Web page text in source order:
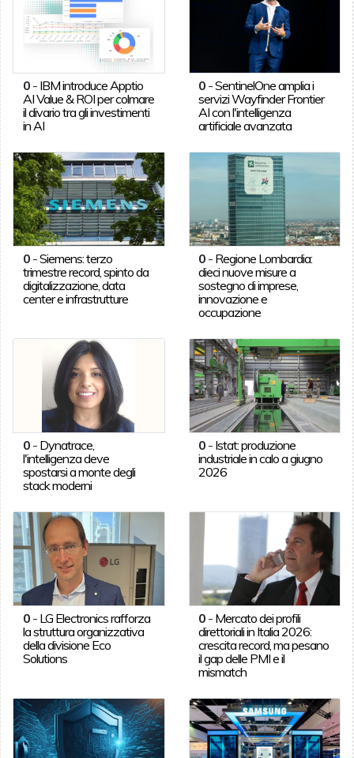
0- IBM introduce Apptio
AI Value & ROI per colmare
il divario tra gli investimenti
in AI
0 -SentinelOne amplia i
servizi Wayfinder Frontier
AI con l'intelligenza
artificiale avanzata
0-Siemens: terzo
trimestre record, spinto da
digitalizzazione, data
center e infrastrutture
0 - Regione Lombardia:
dieci nuove misure a
sostegno di imprese,
innovazione e
occupazione
0- Dynatrace,
l'intelligenza deve
spostarsi a monte degli
stack moderni
0 - Istat: produzione
industriale in calo a giugno
2026
0- LG Electronics rafforza
la struttura organizzativa
della divisione Eco
Solutions
0 - Mercato dei profili
direttoriali in Italia 2026:
crescita record, ma pesano
il gap delle PMI e il
mismatch